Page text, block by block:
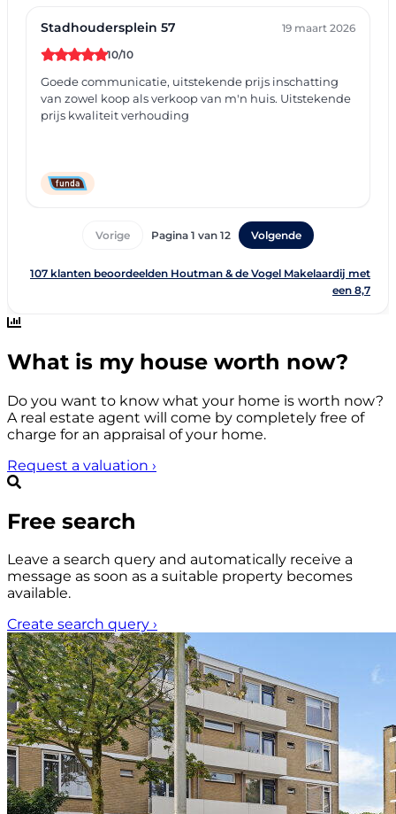
What is my house worth now?
Do you want to know what your home is worth now?
A real estate agent will come by completely free of
charge for an appraisal of your home.
Request a valuation ›
Free search
Leave a search query and automatically receive a
message as soon as a suitable property becomes
available.
Create search query ›